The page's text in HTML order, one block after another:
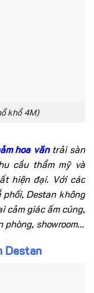
khổ 4M)
hoa văntrải sàn
cầu thẩm mỹ và
hiện đại. Với các
Destan không
cảm giác ấm cúng,
phòng, showroom…
Destan